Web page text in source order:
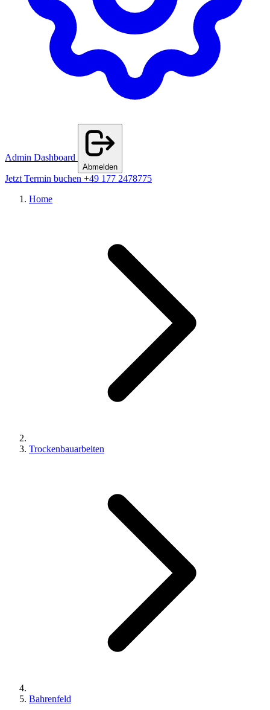
Admin Dashboard
Abmelden
Jetzt Termin buchen +49 177 2478775
Home
Trockenbauarbeiten
Bahrenfeld